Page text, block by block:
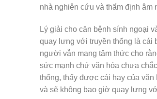
nhà nghiên cứu và thẩm định âm
Lý giải cho căn bệnh sính ngoại
quay lưng với truyền thống là cái
người vẫn mang tâm thức cho
sức mạnh chứ văn hóa chưa
thống, thấy được cái hay của văn
và sẽ không bao giờ quay lưng